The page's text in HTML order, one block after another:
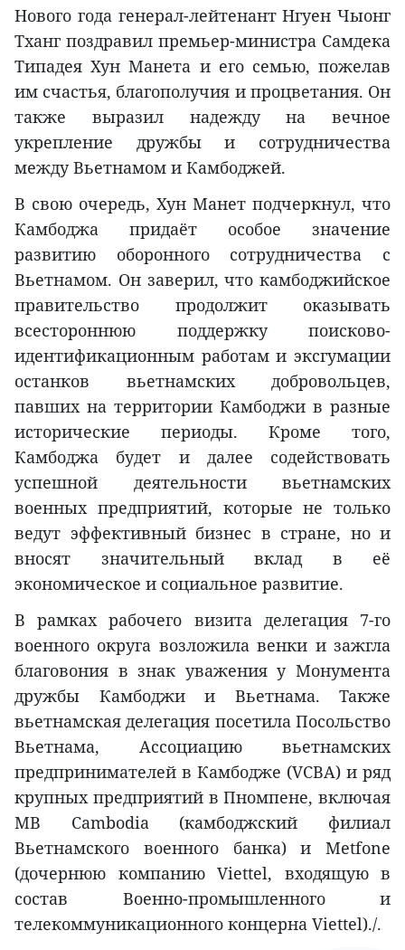
Нового года генерал-лейтенант Нгуен Чыонг
Тханг поздравил премьер-министра Самдека
Типадея Хун Манета и его семью, пожелав
им счастья, благополучия и процветания. Он
также выразил надежду на вечное
укрепление дружбы и сотрудничества
между Вьетнамом и Камбоджей.
В свою очередь, Хун Манет подчеркнул, что
Камбоджа придаёт особое значение
развитию оборонного сотрудничества с
Вьетнамом. Он заверил, что камбоджийское
правительство продолжит оказывать
всестороннюю поддержку поисково-
идентификационным работам и эксгумации
останков вьетнамских добровольцев,
павших на территории Камбоджи в разные
исторические периоды. Кроме того,
Камбоджа будет и далее содействовать
успешной деятельности вьетнамских
военных предприятий, которые не только
ведут эффективный бизнес в стране, но и
вносят значительный вклад в её
экономическое и социальное развитие.
В рамках рабочего визита делегация 7-го
военного округа возложила венки и зажгла
благовония в знак уважения у Монумента
дружбы Камбоджи и Вьетнама. Также
вьетнамская делегация посетила Посольство
Вьетнама, Ассоциацию вьетнамских
предпринимателей в Камбодже (VCBA) и ряд
крупных предприятий в Пномпене, включая
MB Cambodia (камбоджский филиал
Вьетнамского военного банка) и Metfone
(дочернюю компанию Viettel, входящую в
состав Военно-промышленного и
телекоммуникационного концерна Viettel)./.